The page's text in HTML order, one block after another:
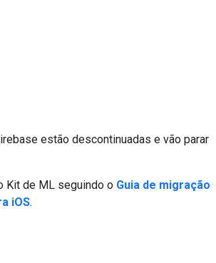
estão descontinuadas e vão parar
Kit de ML seguindo o Guia de migração
iOS.